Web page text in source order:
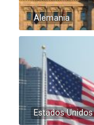
Alemania
Estados Unidos